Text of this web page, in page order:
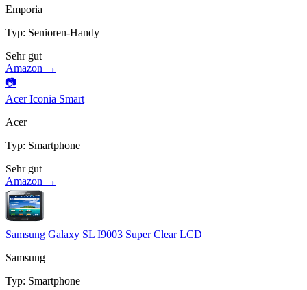
Emporia
Typ: Senioren-Handy
Sehr gut
Amazon →
📷
Acer Iconia Smart
Acer
Typ: Smartphone
Sehr gut
Amazon →
Samsung Galaxy SL I9003 Super Clear LCD
Samsung
Typ: Smartphone